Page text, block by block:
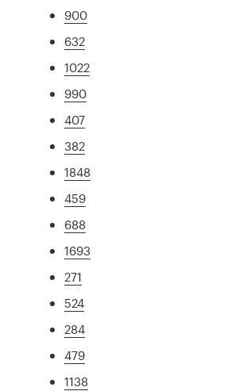
900
632
1022
990
407
382
1848
459
688
1693
271
524
284
479
1138